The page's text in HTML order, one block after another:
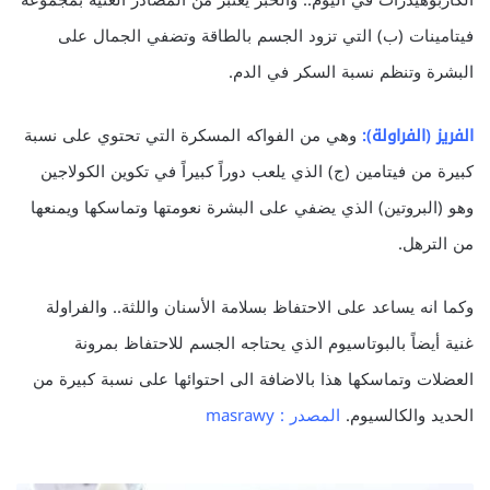
فيتامينات (ب) التي تزود الجسم بالطاقة وتضفي الجمال على
البشرة وتنظم نسبة السكر في الدم.
الفريز (الفراولة): وهي من الفواكه المسكرة التي تحتوي على نسبة
كبيرة من فيتامين (ج) الذي يلعب دوراً كبيراً في تكوين الكولاجين
وهو (البروتين) الذي يضفي على البشرة نعومتها وتماسكها ويمنعها
من الترهل.
وكما انه يساعد على الاحتفاظ بسلامة الأسنان واللثة.. والفراولة
غنية أيضاً بالبوتاسيوم الذي يحتاجه الجسم للاحتفاظ بمرونة
العضلات وتماسكها هذا بالاضافة الى احتوائها على نسبة كبيرة من
الحديد والكالسيوم. المصدر : masrawy